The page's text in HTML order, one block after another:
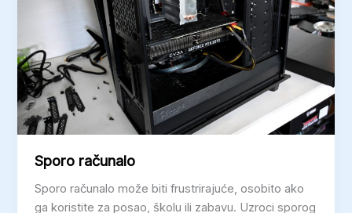
Sporo računalo
Sporo računalo može biti frustrirajuće, osobito ako
ga koristite za posao, školu ili zabavu. Uzroci sporog